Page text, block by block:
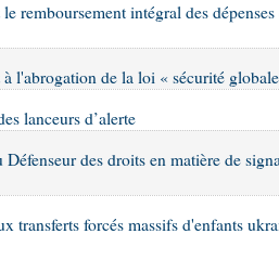
remboursement intégral des dépenses
l'abrogation de la loi « sécurité
lanceurs d’alerte
des droits en matière de
transferts forcés massifs d'enfants